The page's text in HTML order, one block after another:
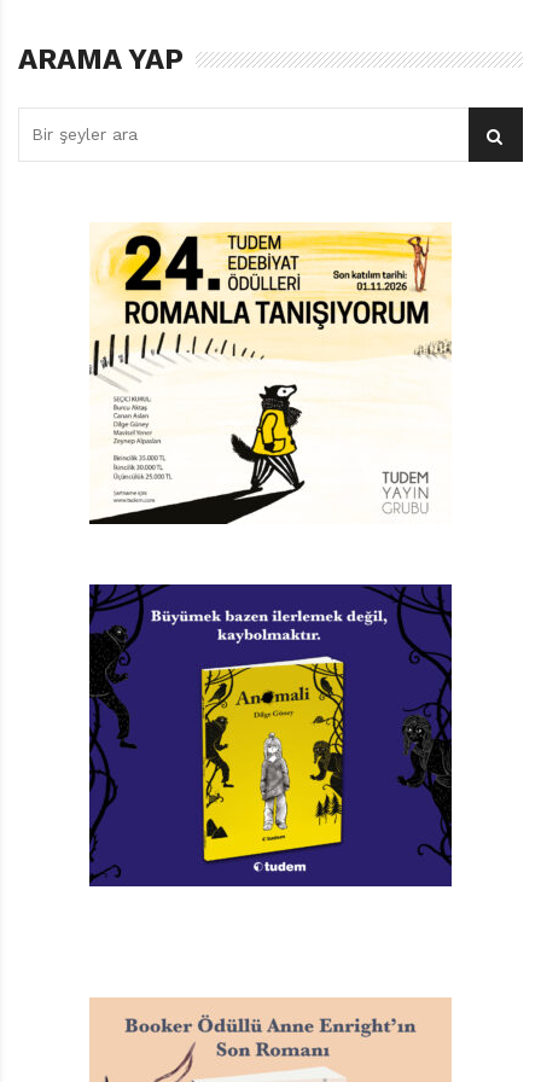
klasikleşmiş bir roman. Bilindiği üzere, Oz Büyücüsü
yıllar içerisinde defalarca tiyatroya, radyoya ve
televizyona aktarılmış. Müzikallere konu olmuş. Filmini
dâhil olmak üzere hemen her karakteri yıllar içerisinde
ikonik birer kimlik kazanmış durumda.Oz Büyücüsü
kimileri için renkli bir masal, kimileri içinse ürpertici bir
Neticede kasabada, oyunun bir parçası olan
“Munchkin” leri canlandırmaya yetecek kadar “küçük
yetişkin” bulunmadığından, yönetmen bu açığı
çocuklarla kapatmaya karar veriyor. Bunun bir sonucu
olarak, kahramanımız Julia da üniversite tiyatrosunun
Başta gönülsüzce katıldığı çalışmalar, zamanla keyifli
bir hâl alıyor. Provalara gide gele yeni insanlarla
tanışıyor Julia. Onların hikâyelerini dinliyor, içlerinden
bazılarıyla derin dostluklar kuruyor. Katıldığı tiyatro
topluluğu sayesinde kabuğunu kırmaya başlıyor.
İnsanlarla daha rahat iletişim kuruyor. Komşuları Bayan
Chang da bunlardan biri. Chang, yetmiş altı yaşında bir
kadın. Yaşam dolu, son derece ilginç biri. Uzun yıllar
terzilikle uğraşmış. Bir ara balerinmiş. Londra’da
pabuç dikiyor. Julia’dan isteği ise gösteride
maymunlardan birini canlandırmak, böylece gösterinin
ARAMA YAP